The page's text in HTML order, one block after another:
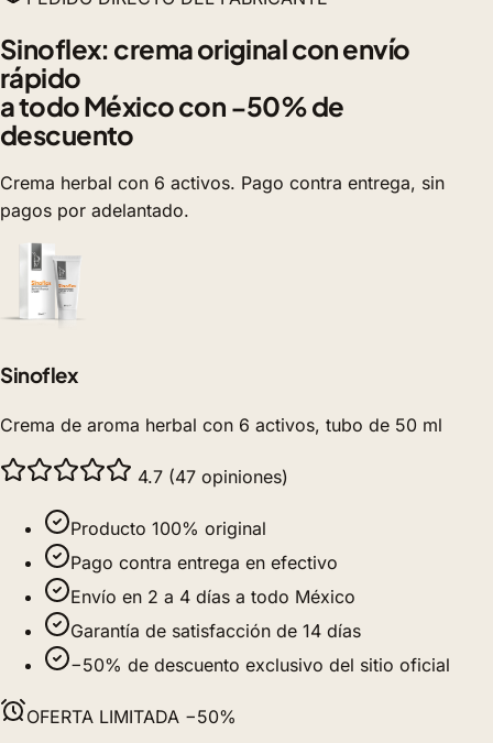
Sinoflex: crema original con envío
rápido
a todo México con −50% de
descuento
Crema herbal con 6 activos. Pago contra entrega, sin
pagos por adelantado.
Sinoflex
Crema de aroma herbal con 6 activos, tubo de 50 ml
4.7 (47 opiniones)
Producto 100% original
Pago contra entrega en efectivo
Envío en 2 a 4 días a todo México
Garantía de satisfacción de 14 días
−50% de descuento exclusivo del sitio oficial
OFERTA LIMITADA −50%